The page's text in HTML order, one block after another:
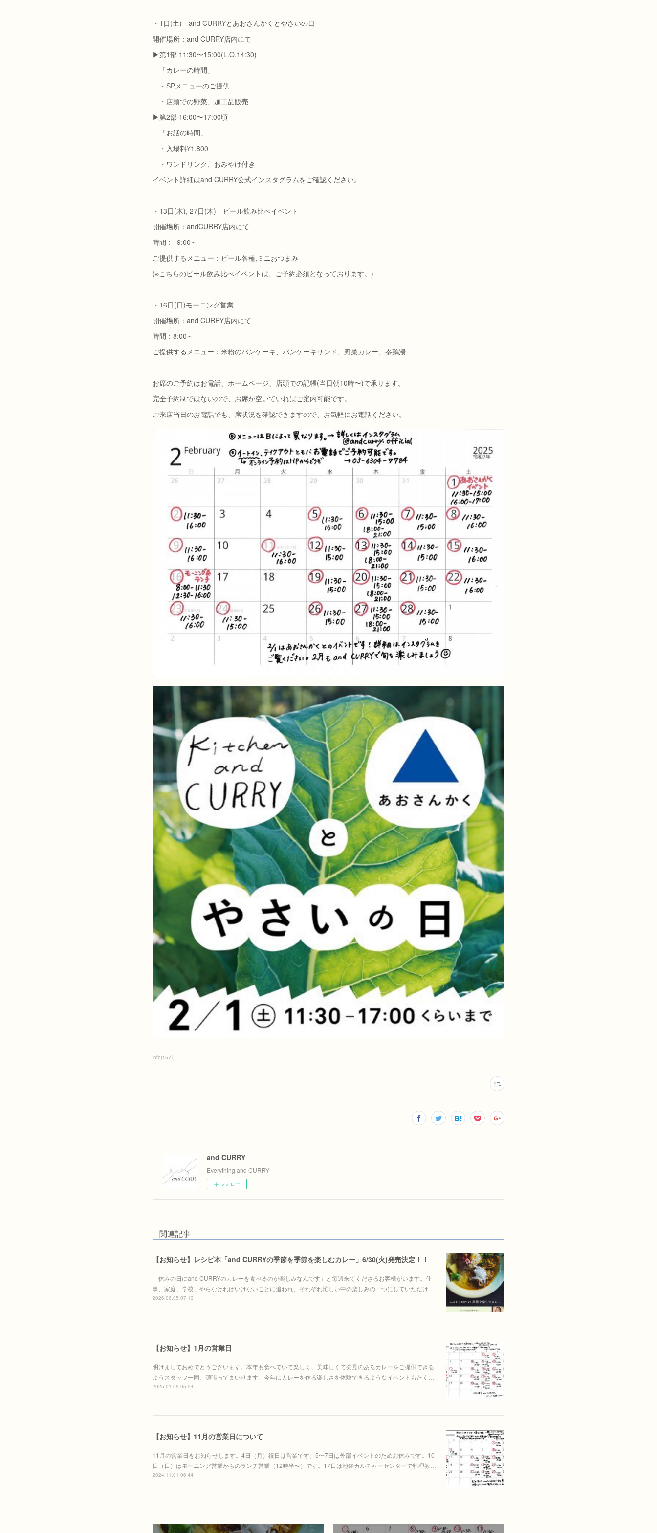
・1日(土) and CURRYとあおさんかくとやさいの日
開催場所：and CURRY店内にて
▶︎第1部 11:30〜15:00(L.O.14:30)
「カレーの時間」
・SPメニューのご提供
・店頭での野菜、加工品販売
▶︎第2部 16:00〜17:00頃
「お話の時間」
・入場料¥1,800
・ワンドリンク、おみやげ付き
イベント詳細はand CURRY公式インスタグラムをご確認ください。
・13日(木), 27日(木) ビール飲み比べイベント
開催場所：andCURRY店内にて
時間：19:00～
ご提供するメニュー：ビール各種,ミニおつまみ
(※こちらのビール飲み比べイベントは、ご予約必須となっております。)
・16日(日)モーニング営業
開催場所：and CURRY店内にて
時間：8:00～
ご提供するメニュー：米粉のパンケーキ、パンケーキサンド、野菜カレー、参鶏湯
お席のご予約はお電話、ホームページ、店頭での記帳(当日朝10時〜)で承ります。
完全予約制ではないので、お席が空いていればご案内可能です。
ご来店当日のお電話でも、席状況を確認できますので、お気軽にお電話ください。
info(157)
and CURRY
Everything and CURRY
フォロー
関連記事
【お知らせ】レシピ本「and CURRYの季節を季節を楽しむカレー」6/30(火)発売決定！！
「休みの日にand CURRYのカレーを食べるのが楽しみなんです」と毎週来てくださるお客様がいます。仕
事、家庭、学校、やらなければいけないことに追われ、それぞれ忙しい中の楽しみの一つにしていただけ…
2026.06.05 07:13
【お知らせ】1月の営業日
明けましておめでとうございます。本年も食べていて楽しく、美味しくて発見のあるカレーをご提供できる
ようスタッフ一同、頑張ってまいります。今年はカレーを作る楽しさを体験できるようなイベントもたく…
2025.01.09 05:54
【お知らせ】11月の営業日について
11月の営業日をお知らせします。4日（月）祝日は営業です。5〜7日は外部イベントのためお休みです。10
日（日）はモーニング営業からのランチ営業（12時半〜）です。17日は池袋カルチャーセンターで料理教…
2024.11.01 06:44